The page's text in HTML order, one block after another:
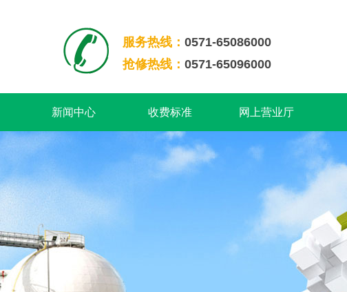
服务热线： 0571-65086000
抢修热线： 0571-65096000
新闻中心 收费标准 网上营业厅